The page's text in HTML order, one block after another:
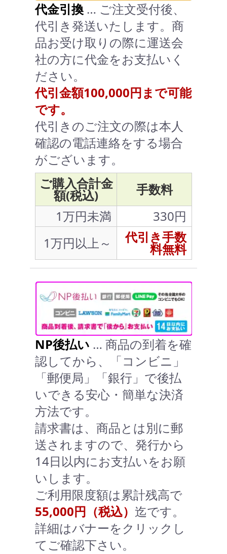
代金引換 … ご注文受付後、
代引き発送いたします。商
品お受け取りの際に運送会
社の方に代金をお支払いく
ださい。
代引金額100,000円まで可能
です。
代引きのご注文の際は本人
確認の電話連絡をする場合
がございます。
ご購入合計金
額(税込)
手数料
1万円未満
330円
1万円以上～
代引き手数
料無料
NP後払い … 商品の到着を確
認してから、「コンビニ」
「郵便局」「銀行」で後払
いできる安心・簡単な決済
方法です。
請求書は、商品とは別に郵
送されますので、発行から
14日以内にお支払いをお願
いします。
ご利用限度額は累計残高で
55,000円（税込） 迄です。
詳細はバナーをクリックし
てご確認下さい。